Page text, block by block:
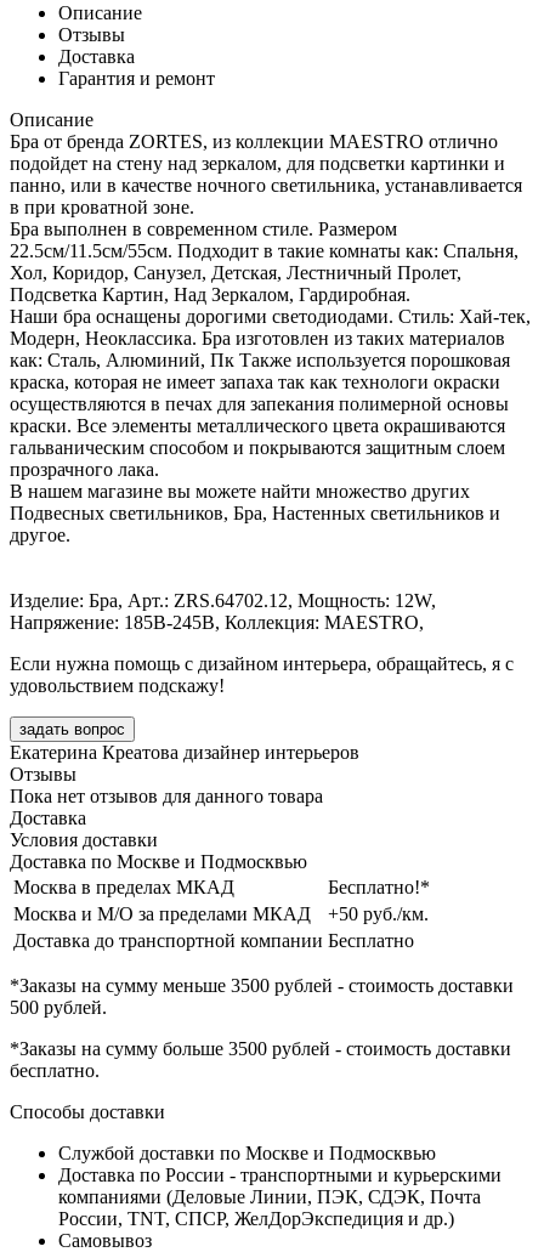
Описание
Отзывы
Доставка
Гарантия и ремонт
Описание
Бра от бренда ZORTES, из коллекции MAESTRO отлично
подойдет на стену над зеркалом, для подсветки картинки и
панно, или в качестве ночного светильника, устанавливается
в при кроватной зоне.
Бра выполнен в современном стиле. Размером
22.5см/11.5см/55см. Подходит в такие комнаты как: Спальня,
Хол, Коридор, Санузел, Детская, Лестничный Пролет,
Подсветка Картин, Над Зеркалом, Гардиробная.
Наши бра оснащены дорогими светодиодами. Стиль: Хай-тек,
Модерн, Неоклассика. Бра изготовлен из таких материалов
как: Сталь, Алюминий, Пк Также используется порошковая
краска, которая не имеет запаха так как технологи окраски
осуществляются в печах для запекания полимерной основы
краски. Все элементы металлического цвета окрашиваются
гальваническим способом и покрываются защитным слоем
прозрачного лака.
В нашем магазине вы можете найти множество других
Подвесных светильников, Бра, Настенных светильников и
другое.
Изделие: Бра, Арт.: ZRS.64702.12, Мощность: 12W,
Напряжение: 185В-245В, Коллекция: MAESTRO,
Если нужна помощь с дизайном интерьера, обращайтесь, я с
удовольствием подскажу!
задать вопрос
Екатерина Креатова дизайнер интерьеров
Отзывы
Пока нет отзывов для данного товара
Доставка
Условия доставки
Доставка по Москве и Подмосквью
Москва в пределах МКАД
Бесплатно!*
Москва и М/О за пределами МКАД
+50 руб./км.
Доставка до транспортной компании Бесплатно
*Заказы на сумму меньше 3500 рублей - стоимость доставки
500 рублей.
*Заказы на сумму больше 3500 рублей - стоимость доставки
бесплатно.
Способы доставки
Службой доставки по Москве и Подмосквью
Доставка по России - транспортными и курьерскими
компаниями (Деловые Линии, ПЭК, СДЭК, Почта
России, TNT, СПСР, ЖелДорЭкспедиция и др.)
Самовывоз